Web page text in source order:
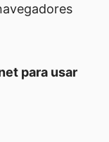
para usar